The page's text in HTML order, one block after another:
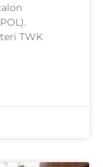
TWK